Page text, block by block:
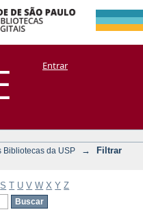
por:
+ CoriscoEntrar
Bibliotecas da USP →
Filtrar
S T U V W X Y Z